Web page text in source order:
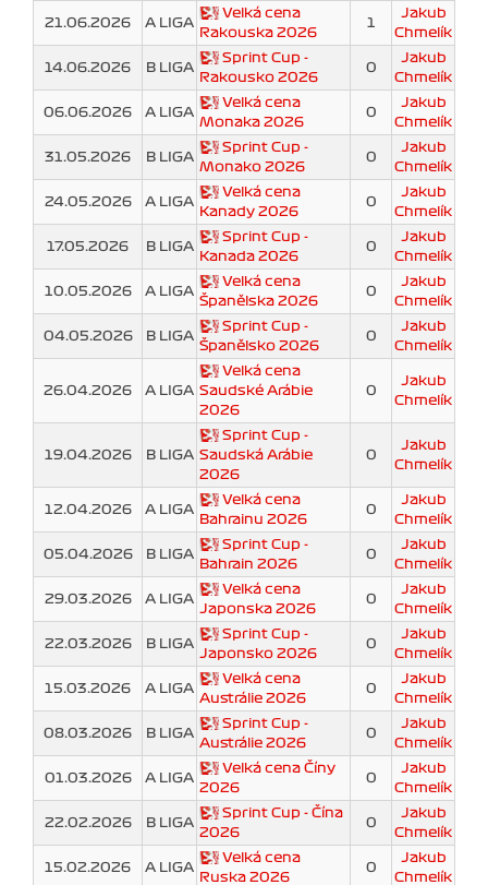
21.06.2026 A LIGA
Velká cena
Rakouska 2026
1
Jakub
Chmelík
14.06.2026 B LIGA
Sprint Cup -
Rakousko 2026
0
Jakub
Chmelík
06.06.2026 A LIGA
Velká cena
Monaka 2026
0
Jakub
Chmelík
31.05.2026 B LIGA
Sprint Cup -
Monako 2026
0
Jakub
Chmelík
24.05.2026 A LIGA
Velká cena
Kanady 2026
0
Jakub
Chmelík
17.05.2026 B LIGA
Sprint Cup -
Kanada 2026
0
Jakub
Chmelík
10.05.2026 A LIGA
Velká cena
Španělska 2026
0
Jakub
Chmelík
04.05.2026 B LIGA
Sprint Cup -
Španělsko 2026
0
Jakub
Chmelík
26.04.2026 A LIGA
Velká cena
Saudské Arábie
2026
0
Jakub
Chmelík
19.04.2026 B LIGA
Sprint Cup -
Saudská Arábie
2026
0
Jakub
Chmelík
12.04.2026 A LIGA
Velká cena
Bahrainu 2026
0
Jakub
Chmelík
05.04.2026 B LIGA
Sprint Cup -
Bahrain 2026
0
Jakub
Chmelík
29.03.2026 A LIGA
Velká cena
Japonska 2026
0
Jakub
Chmelík
22.03.2026 B LIGA
Sprint Cup -
Japonsko 2026
0
Jakub
Chmelík
15.03.2026 A LIGA
Velká cena
Austrálie 2026
0
Jakub
Chmelík
08.03.2026 B LIGA
Sprint Cup -
Austrálie 2026
0
Jakub
Chmelík
01.03.2026 A LIGA
Velká cena Číny
2026
0
Jakub
Chmelík
22.02.2026 B LIGA
Sprint Cup - Čína
2026
0
Jakub
Chmelík
15.02.2026 A LIGA
Velká cena
Ruska 2026
0
Jakub
Chmelík